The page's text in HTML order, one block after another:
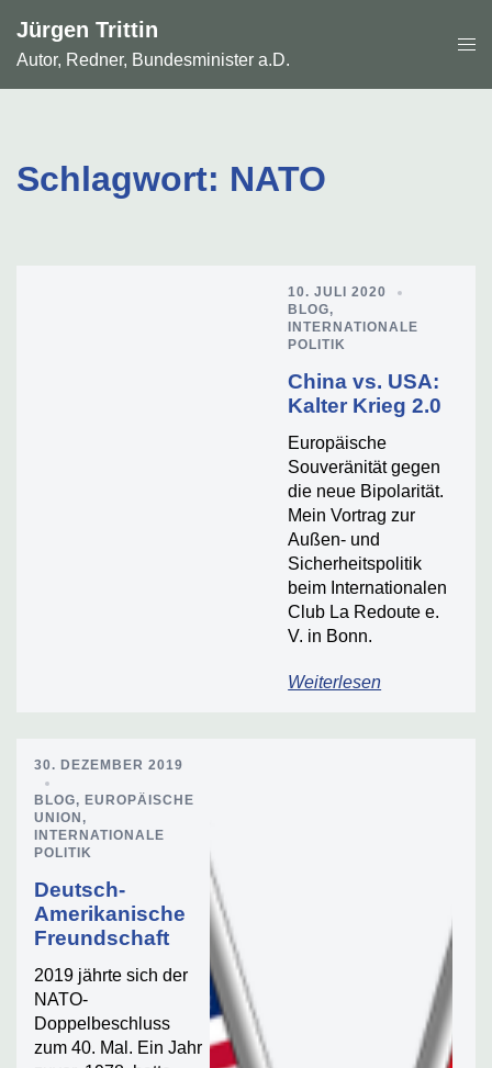
Inhalt
springen
Jürgen Trittin
Autor, Redner, Bundesminister a.D.
Schlagwort: NATO
10. JULI 2020
BLOG,
INTERNATIONALE
POLITIK
China vs. USA:
Kalter Krieg 2.0
Europäische
Souveränität gegen
die neue Bipolarität.
Mein Vortrag zur
Außen- und
Sicherheitspolitik
beim Internationalen
Club La Redoute e.
V. in Bonn.
Weiterlesen
30. DEZEMBER 2019
BLOG, EUROPÄISCHE
UNION ,
INTERNATIONALE
POLITIK
Deutsch-
Amerikanische
Freundschaft
2019 jährte sich der
NATO-
Doppelbeschluss
zum 40. Mal. Ein Jahr